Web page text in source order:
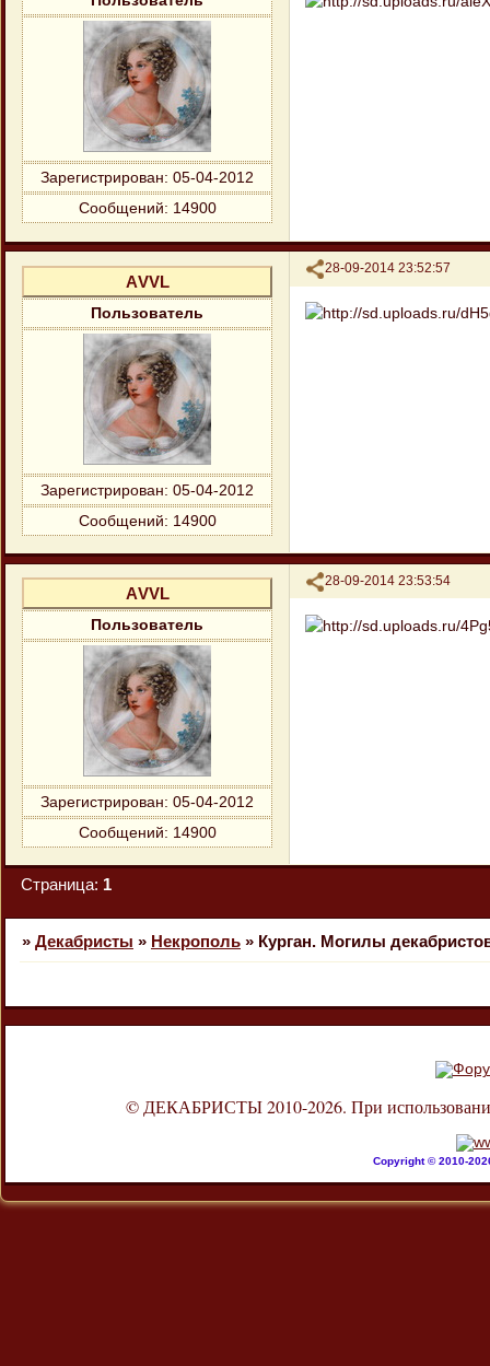
Зарегистрирован: 05-04-2012
Сообщений: 14900
Поделиться
28-09-2014 23:52:57
АVVL
Пользователь
Зарегистрирован: 05-04-2012
Сообщений: 14900
Поделиться
28-09-2014 23:53:54
АVVL
Пользователь
Зарегистрирован: 05-04-2012
Сообщений: 14900
Страница: 1
» Декабристы » Некрополь » Курган. Могилы
© ДЕКАБРИСТЫ 2010-2026. При использовании
Copyright © 2010-